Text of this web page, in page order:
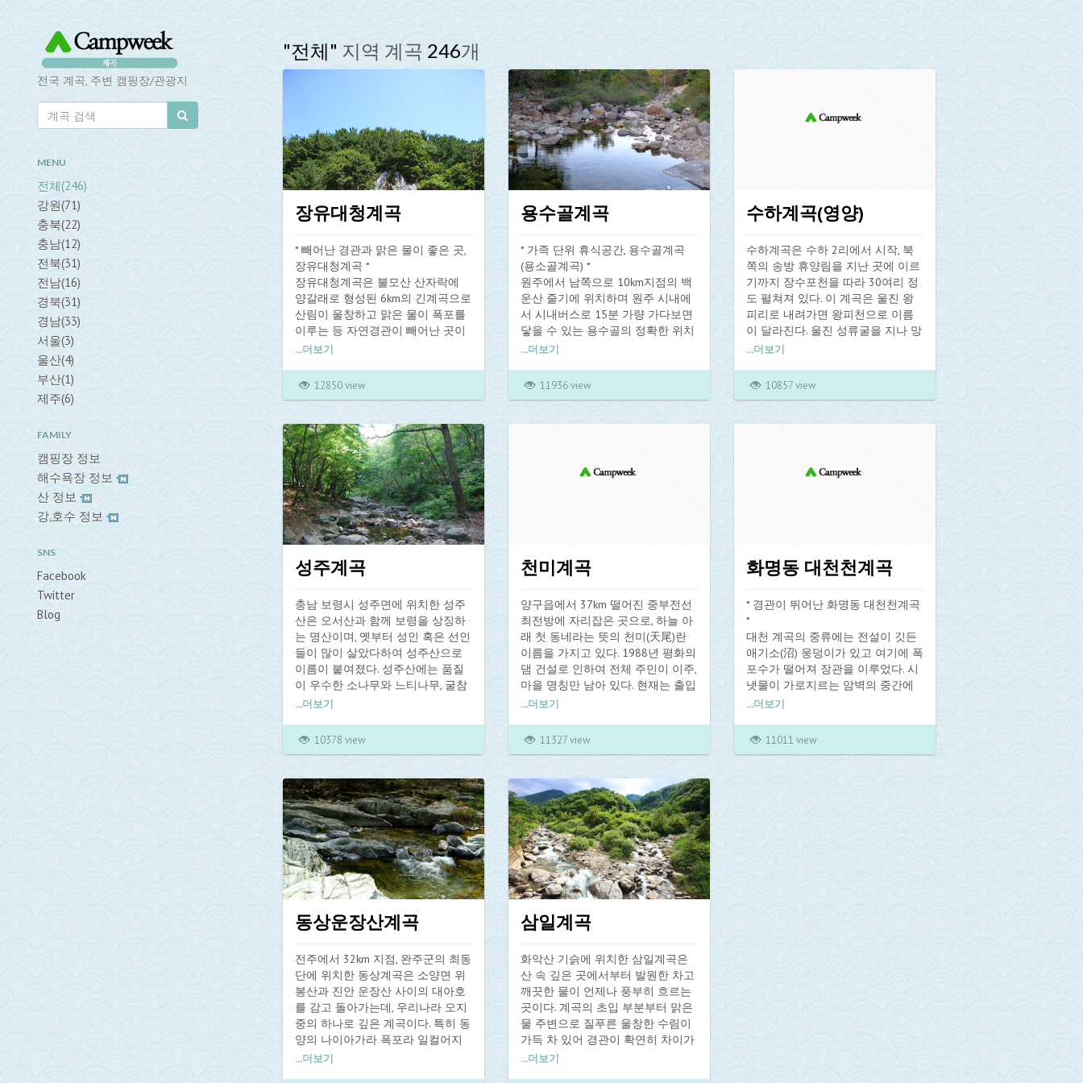
전국 계곡, 주변 캠핑장/관광지
MENU
전체(246)
강원(71)
충북(22)
충남(12)
전북(31)
전남(16)
경북(31)
경남(33)
서울(3)
울산(4)
부산(1)
제주(6)
FAMILY
캠핑장 정보
해수욕장 정보
산 정보
강,호수 정보
SNS
Facebook
Twitter
Blog
"전체" 지역 계곡246개
장유대청계곡
* 빼어난 경관과 맑은 물이 좋은 곳,
장유대청계곡 *
장유대청계곡은 불모산 산자락에
양갈래로 형성된 6km의 긴계곡으로
산림이 울창하고 맑은 물이 폭포를
이루는 등 자연경관이 빼어난 곳이
다. 계곡을 따라 30분 쯤 올라가면
라에서 최초로 불법을 전파했다고
전하는 장유회상의 사리탑이 있다.
장유계곡은 수려한 경관과 물도 좋
지만 오리, 닭, 백숙의 맛이 뛰어나
음식관광을 즐기는 관광객이 많은
편이다. 1984년 장유폭포 휴양공원
으로 조성 되었으며 교량, 급수시설
두 곳을 만들었고, 임도 1,720m를
개설하고 계곡 입구의 상절교는
30m, 본포교는 4m이다. 산허리 부분
에 괴상하게 생긴 암봉이 많은 등 산
세가 험한 편이어서 힘들기는 하지
있다.
* 장유대청계곡의 추천 산행 *
대개의 사람들이 마현고개에서 산
행을 시작해 석굴암과 모은암을 거
쳐 정상에 오른다. 마현 고개에서 동
는데 여기에서 오른쪽 길을 택해 가
다보면 석굴암에 닿는다. 석굴암은
며 샘터에서 북쪽으로 나가면 바위
사이로 길이 있어 이 길을 따라가면
이번에는 모은암이 나온다.
...더보기
12850 view
용수골계곡
* 가족 단위 휴식공간, 용수골계곡
(용소골계곡) *
원주에서 남쪽으로 10km지점의 백
운산 줄기에 위치하며 원주 시내에
서 시내버스로 15분 가량 가다보면
닿을 수 있는 용수골의 정확한 위치
는 원주시 판부면 서곡리이다. 용수
다 고풍스러움을 간직하고 있어 도
시생활에 찌든 심신의 묵은 때를 말
했는데 이 말이 전해지다가 용수골
야생했다고 한다.
로 적합한 곳으로 원주시에서 하절
기만 마을관리 휴양지로 지정 운영
하고 있다.
* 용수골계곡에서의 산행 *
용수골에서 2km 정도를 오르다보면
명경지수와도 같은 물줄기가 비단
는 명소는 백운산입구 쪽의 작은 용
소와 1km를 더 올라가 산 우측에 위
소와 큰 용소에서 흐르는 맑은 계곡
물이 합수되는 곳을 중심으로 계곡
과 그늘이 우거져 있는 곳으로 백운
산 정상까지 가는 등산로가 있다.
...더보기
11936 view
수하계곡(영양)
수하계곡은 수하 2리에서 시작, 북
쪽의 송방 휴양림을 지난 곳에 이르
기까지 장수포천을 따라 30여리 정
도 펼쳐져 있다. 이 계곡은 울진 왕
피리로 내려가면 왕피천으로 이름
이 달라진다. 울진 성류굴을 지나 망
양정 앞에 이르러서는 동해바다로
을에서 발원한 장수포천은 수하계
곡을 만들면서 물살 틈에 갖가지 기
러 군데 모래톱과 자갈밭을 만들었
계곡 주변 절벽지대나 야산에는 소
신암리와 송방휴양림으로 길이 갈
리는데 이곳부터 휴양림까지의 절
시꾼들은 꺽지를 잡는 중이다. 밤에
는 수달도 보이며 예전에는 은어와
연어까지 이곳에 올라왔다고 한다.
수하 청소년수련원 앞 강변에는 노
천극장 스타일의 계단과 물놀이터
가 만들어져 있다.
...더보기
10857 view
성주계곡
충남 보령시 성주면에 위치한 성주
산은 오서산과 함께 보령을 상징하
는 명산이며, 옛부터 성인 혹은 선인
들이 많이 살았다하여 성주산으로
이름이 붙여졌다. 성주산에는 품질
이 우수한 소나무와 느티나무, 굴참
나무, 졸참나무 고로쇠나무 등이 울
나무들에서 발산되는 피톤치드로
우수한 산림욕효과가 있어 심영동
다.
성주산 계곡에는 차갑고 맑은 물이
흐르고 있어 여름 피서지로 각광받
고 있으며 성주산 계곡 일대는 예로
부터 화장골이라고 불릴만큼 산세
가 수려하기로 잘 알려진 계곡이다.
성주계곡은 특히 성주 삼거리에서
성주사지를 지나 심연동으로 오르
는 길가에 있는 심연동 계곡은 골과
골 사이로 흘러내리는 계곡이 깊고
동 계곡은 성주산 휴양림과도 연결
되어 있어 등산코스로도 많이 이용
되며 오토캠핑장도 마련되어 있다.
...더보기
10378 view
천미계곡
양구읍에서 37km 떨어진 중부전선
최전방에 자리잡은 곳으로, 하늘 아
래 첫 동네라는 뜻의 천미(天尾)란
이름을 가지고 있다. 1988년 평화의
댐 건설로 인하여 전체 주민이 이주,
마을 명칭만 남아 있다. 현재는 출입
에 제한을 받지 않고 있으며, 여름철
의 피서지로 각광을 받고 있으며 이
로 인해 관광객이 대폭 늘어났다.
계곡 일대는 웅장한 절경을 이루고
있으며 천미천에는 냉수성 어족인
천연기념물 열목어를 비롯한 각종
어류가 크고 작은 소(沼)에서 서식하
고 있으며, 휴전선을 넘나드는 벌들
이 무공해 최상의 꿀을 물어와 토종
벌 보호지역으로도 지정되어 있다.
...더보기
11327 view
화명동 대천천계곡
* 경관이 뛰어난 화명동 대천천계곡
*
대천 계곡의 중류에는 전설이 깃든
애기소(沼) 웅덩이가 있고 여기에 폭
포수가 떨어져 장관을 이루었다. 시
냇물이 가로지르는 암벽의 중간에
활등같이 잘룩 굽은 한가운데로 위
흘러내린 물이 폭포를 이루어 웅덩
이가 되니, 이것이 애기소이다. 옛날
아지는 물 밑 깊숙이 바위들이 앞뒤
深)은 어른 키의 세 길이나 될만큼
나 되었다고 한다. 이처럼 이름난 애
기소도 여름철이면 닥치는 심한 폭
우로 인해 떠내려온 바위들에 덮여
라고도 하는데, 금정산에서 발원하
동강의 작은 지류이다. 대천천 중류
맑은 계곡, 작은 폭포가 이어지는 경
관이 뛰어난 곳이다.
동쪽으로 금정산성이 있고, 남쪽은
...더보기
11011 view
동상운장산계곡
전주에서 32km 지점, 완주군의 최동
단에 위치한 동상계곡은 소양면 위
봉산과 진안 운장산 사이의 대아호
를 감고 돌아가는데, 우리나라 오지
중의 하나로 깊은 계곡이다. 특히 동
양의 나이아가라 폭포라 일컬어지
는 대아댐은 높이가 20m, 길이
...더보기
삼일계곡
화악산 기슭에 위치한 삼일계곡은
산 속 깊은 곳에서부터 발원한 차고
깨끗한 물이 언제나 풍부히 흐르는
곳이다. 계곡의 초입 부분부터 맑은
물 주변으로 질푸른 울창한 수림이
가득 차 있어 경관이 확연히 차이가
나는 곳이다. 계곡 지류를 따라 넓고
...더보기